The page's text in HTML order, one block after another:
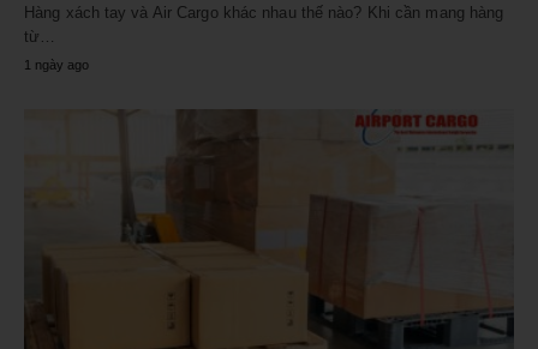
Hàng xách tay và Air Cargo khác nhau thế nào? Khi cần mang hàng
từ…
1 ngày ago